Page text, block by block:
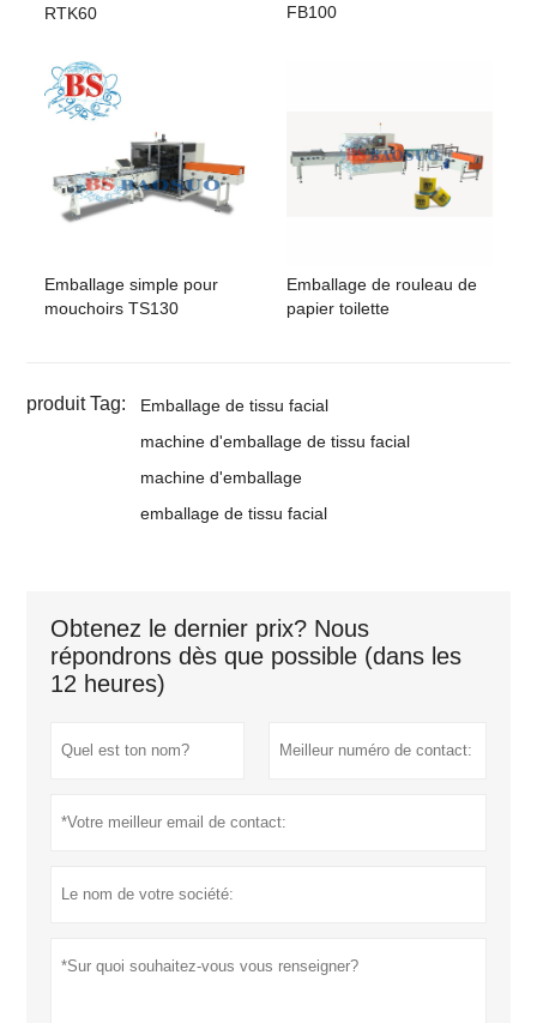
RTK60
FB100
Emballage simple pour
mouchoirs TS130
Emballage de rouleau de
papier toilette
produit Tag:
Emballage de tissu facial
machine d'emballage de tissu facial
machine d'emballage
emballage de tissu facial
Obtenez le dernier prix? Nous
répondrons dès que possible (dans les
12 heures)